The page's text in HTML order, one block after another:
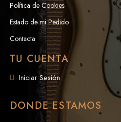
Política de Cookies
Estado de mi Pedido
Contacta
TU CUENTA
Iniciar Sesión
DONDE ESTAMOS